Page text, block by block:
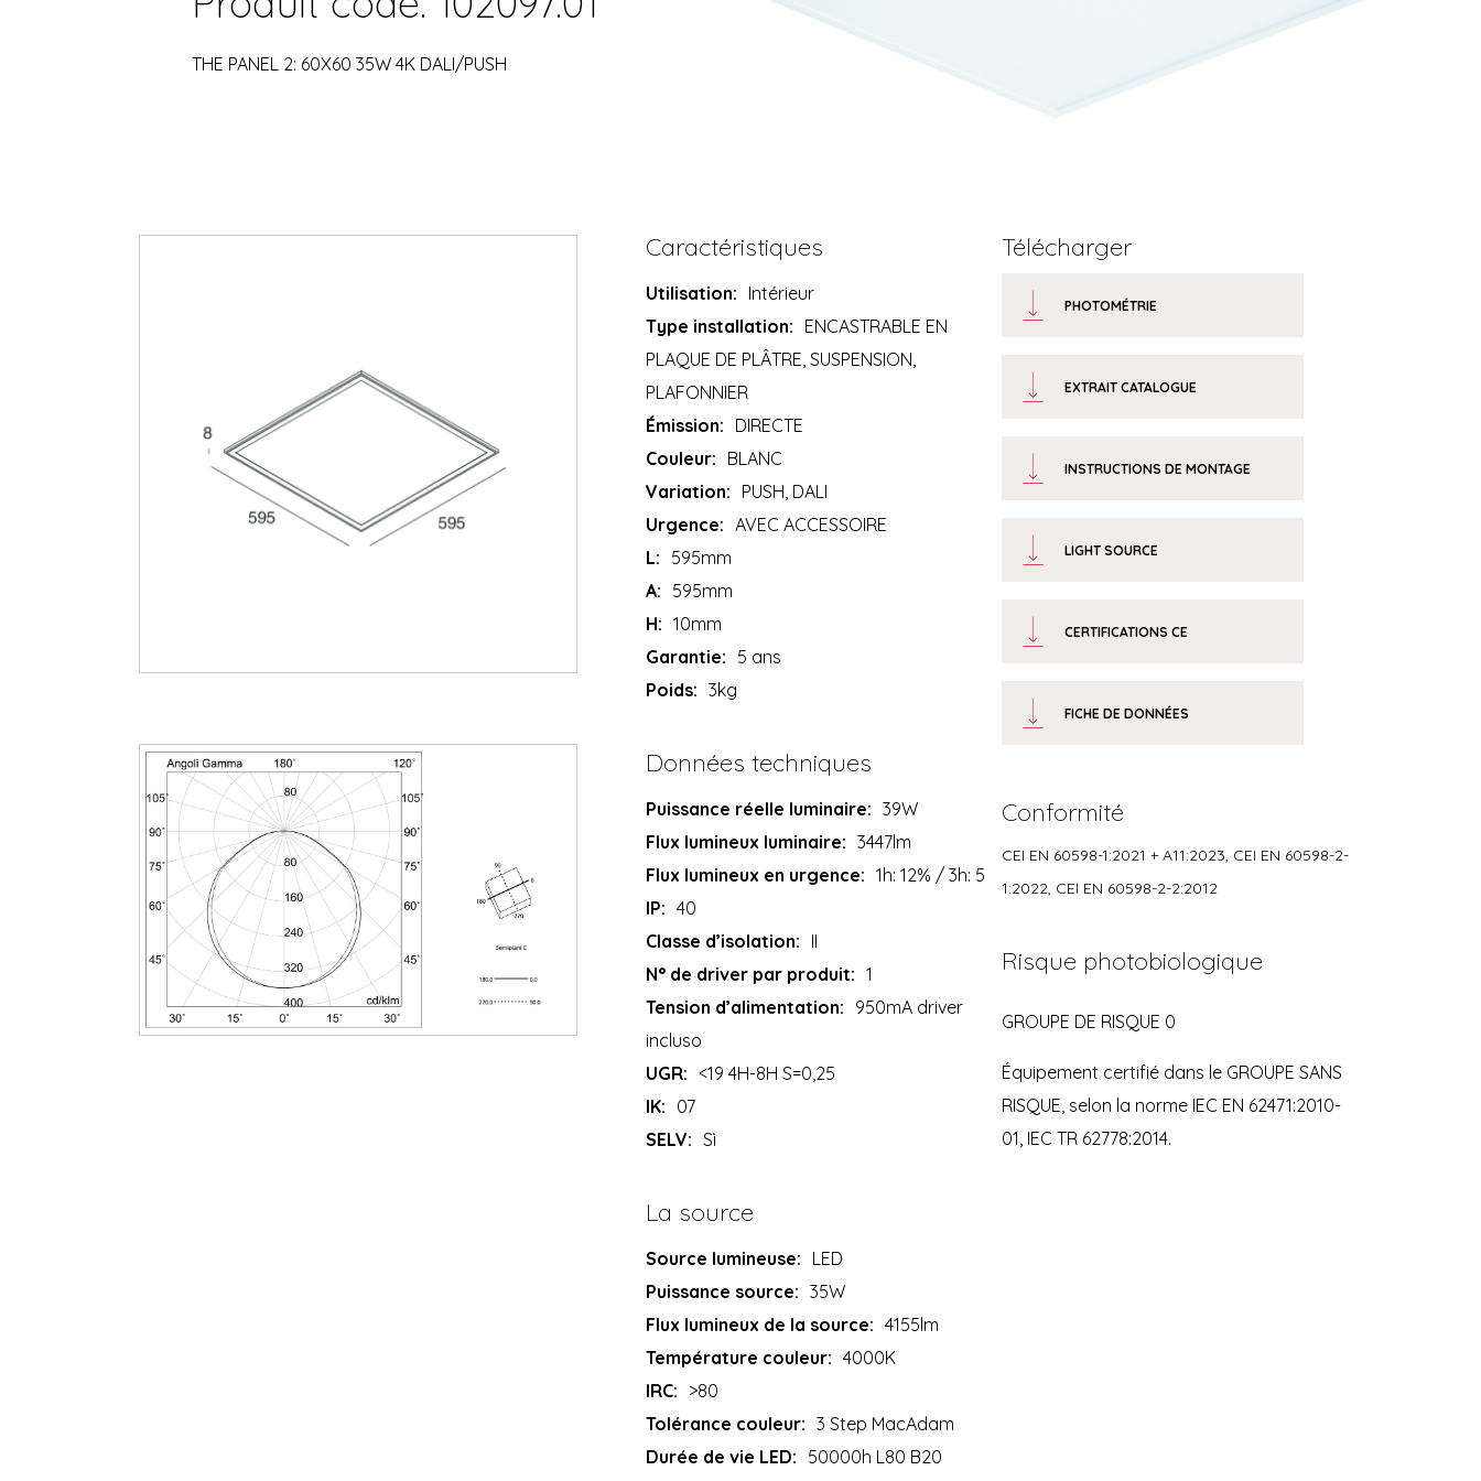
THE PANEL 2: 60X60 35W 4K DALI/PUSH
Caractéristiques
Utilisation: Intérieur
Type installation: ENCASTRABLE EN
PLAQUE DE PLÂTRE, SUSPENSION,
PLAFONNIER
Émission: DIRECTE
Couleur: BLANC
Variation: PUSH, DALI
Urgence: AVEC ACCESSOIRE
L: 595mm
A: 595mm
H: 10mm
Garantie: 5 ans
Poids: 3kg
Données techniques
Puissance réelle luminaire: 39W
Flux lumineux luminaire: 3447lm
Flux lumineux en urgence: 1h: 12% / 3h: 5
IP: 40
Classe d’isolation: II
N° de driver par produit: 1
Tension d’alimentation: 950mA driver
incluso
UGR: <19 4H-8H S=0,25
IK: 07
SELV: Sì
La source
Source lumineuse: LED
Puissance source: 35W
Flux lumineux de la source: 4155lm
Température couleur: 4000K
IRC: >80
Tolérance couleur: 3 Step MacAdam
Durée de vie LED: 50000h L80 B20
Télécharger
PHOTOMÉTRIE
EXTRAIT CATALOGUE
INSTRUCTIONS DE MONTAGE
LIGHT SOURCE
CERTIFICATIONS CE
FICHE DE DONNÉES
Conformité
CEI EN 60598-1:2021 + A11:2023, CEI EN 60598-2-
1:2022, CEI EN 60598-2-2:2012
Risque photobiologique
GROUPE DE RISQUE 0
Équipement certifié dans le GROUPE SANS
RISQUE, selon la norme IEC EN 62471:2010-
01, IEC TR 62778:2014.